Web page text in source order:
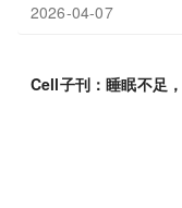
2026-04-07
Cell子刊：睡眠不足，